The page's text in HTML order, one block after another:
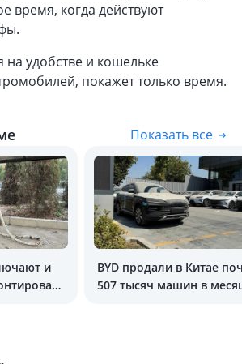
время, когда действуют
на удобстве и кошельке
покажет только время.
Показать все
и
BYD продали в Китае
507 тысяч машин в